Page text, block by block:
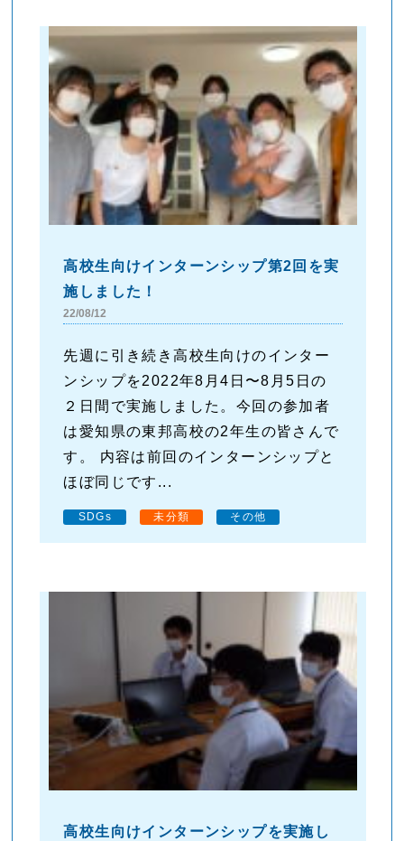
高校生向けインターンシップ第2回を実
施しました！
22/08/12
先週に引き続き高校生向けのインター
ンシップを2022年8月4日〜8月5日の
２日間で実施しました。今回の参加者
は愛知県の東邦高校の2年生の皆さんで
す。 内容は前回のインターンシップと
ほぼ同じです...
SDGs 未分類 その他
高校生向けインターンシップを実施し